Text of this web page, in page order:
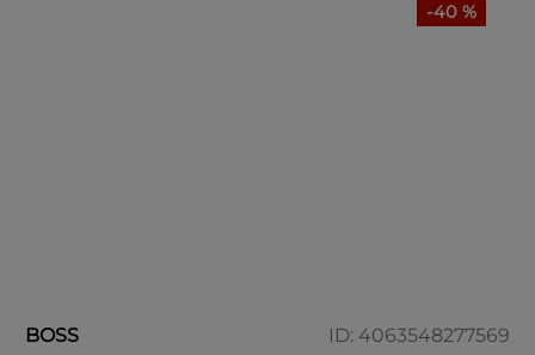
-40 %
BOSS ID: 4063548277569